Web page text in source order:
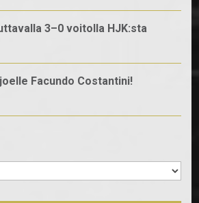
3–0 voitolla HJK:sta
Facundo Costantini!